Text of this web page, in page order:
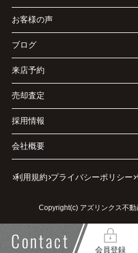
お客様の声
ブログ
来店予約
売却査定
採用情報
会社概要
利用規約 プライバシーポリシー
Copyright(c) アズリンクス不
Contact 会員登録